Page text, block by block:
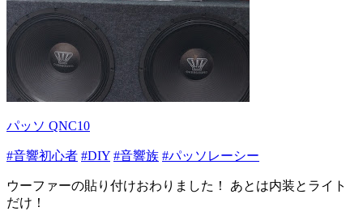
パッソ QNC10
#音響初心者 #DIY #音響族 #パッソレーシー
ウーファーの貼り付けおわりました！ あとは内装とライト
だけ！